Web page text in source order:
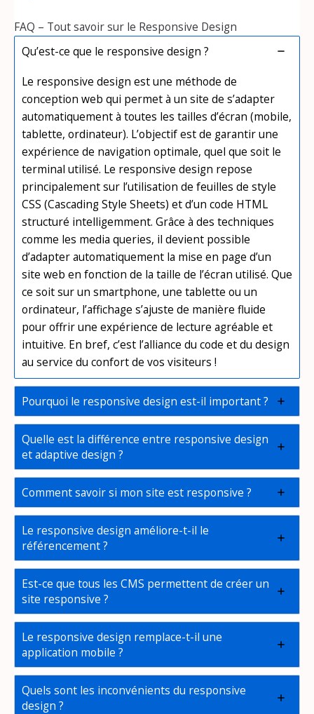
FAQ – Tout savoir sur le Responsive Design
Qu’est-ce que le responsive design ?
Le responsive design est une méthode de
conception web qui permet à un site de s’adapter
automatiquement à toutes les tailles d’écran (mobile,
tablette, ordinateur). L’objectif est de garantir une
expérience de navigation optimale, quel que soit le
terminal utilisé. Le responsive design repose
principalement sur l’utilisation de feuilles de style
CSS (Cascading Style Sheets) et d’un code HTML
structuré intelligemment. Grâce à des techniques
comme les media queries, il devient possible
d’adapter automatiquement la mise en page d’un
site web en fonction de la taille de l’écran utilisé. Que
ce soit sur un smartphone, une tablette ou un
ordinateur, l’affichage s’ajuste de manière fluide
pour offrir une expérience de lecture agréable et
intuitive. En bref, c’est l’alliance du code et du design
au service du confort de vos visiteurs !
Pourquoi le responsive design est-il important ?
Quelle est la différence entre responsive design
et adaptive design ?
Comment savoir si mon site est responsive ?
Le responsive design améliore-t-il le
référencement ?
Est-ce que tous les CMS permettent de créer un
site responsive ?
Le responsive design remplace-t-il une
application mobile ?
Quels sont les inconvénients du responsive
design ?